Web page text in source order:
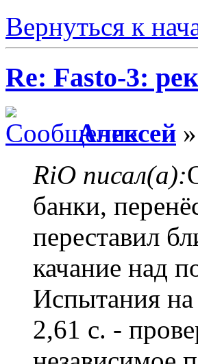
Вернуться к
Re: Fasto-3:
Алексей
RiO писал(а):
банки,
переставил
качание над
Испытания на
2,61 с. -